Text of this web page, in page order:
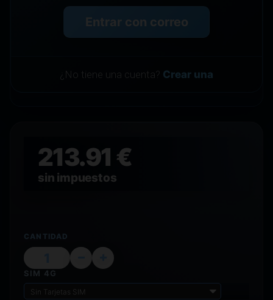
Entrar con correo
¿No tiene una cuenta? Crear una
213.91 €
sin impuestos
CANTIDAD
SIM 4G
Sin Tarjetas SIM